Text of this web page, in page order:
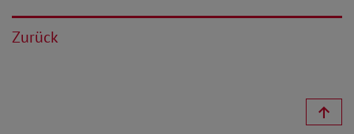
Zurück